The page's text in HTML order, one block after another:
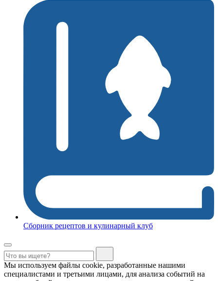
Сборник рецептов и кулинарный клуб
Мы используем файлы cookie, разработанные нашими
специалистами и третьими лицами, для анализа событий на